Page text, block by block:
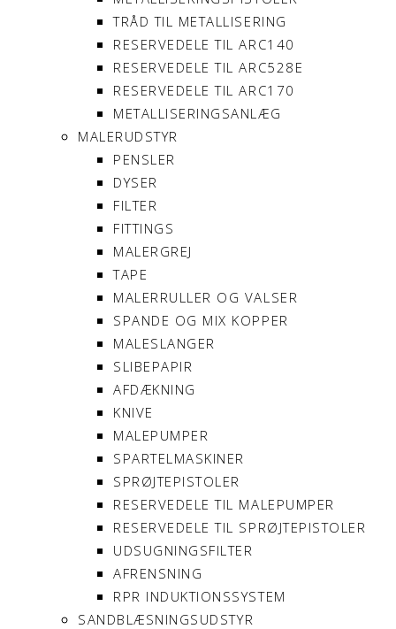
TRÅD TIL METALLISERING
RESERVEDELE TIL ARC140
RESERVEDELE TIL ARC528E
RESERVEDELE TIL ARC170
METALLISERINGSANLÆG
MALERUDSTYR
PENSLER
DYSER
FILTER
FITTINGS
MALERGREJ
TAPE
MALERRULLER OG VALSER
SPANDE OG MIX KOPPER
MALESLANGER
SLIBEPAPIR
AFDÆKNING
KNIVE
MALEPUMPER
SPARTELMASKINER
SPRØJTEPISTOLER
RESERVEDELE TIL MALEPUMPER
RESERVEDELE TIL SPRØJTEPISTOLER
UDSUGNINGSFILTER
AFRENSNING
RPR INDUKTIONSSYSTEM
SANDBLÆSNINGSUDSTYR